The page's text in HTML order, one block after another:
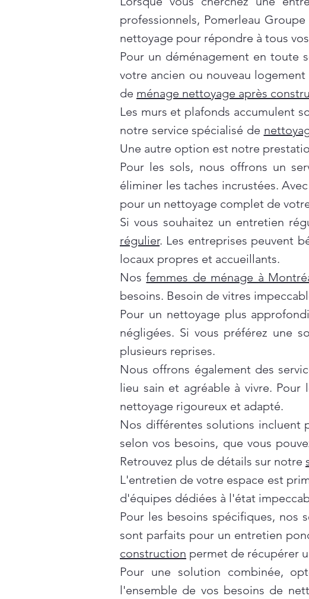
professionnels, Pomerleau
nettoyage pour répondre à tous
Pour un déménagement en toute
votre ancien ou nouveau
de ménage nettoyage après
Les murs et plafonds accumulent
notre service spécialisé de
Une autre option est notre
Pour les sols, nous offrons un
éliminer les taches incrustées.
pour un nettoyage complet de
Si vous souhaitez un entretien
régulier. Les entreprises peuvent
locaux propres et accueillants.
Nosfemmes de ménage à
besoins. Besoin de vitres
Pour un nettoyage plus
négligées. Si vous préférez une
plusieurs reprises.
Nous offrons également des
lieu sain et agréable à vivre.
nettoyage rigoureux et adapté.
Nos différentes solutions incluent
selon vos besoins, que vous
Retrouvez plus de détails sur notre
L'entretien de votre espace est
d'équipes dédiées à l'état
Pour les besoins spécifiques, nos
sont parfaits pour un entretien
construction permet de récupérer
Pour une solution combinée,
l'ensemble de vos besoins de